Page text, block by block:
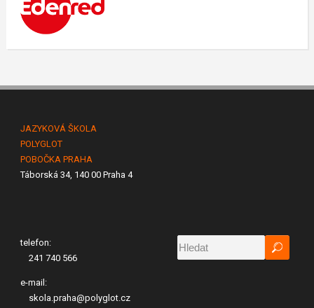
JAZYKOVÁ ŠKOLA
POLYGLOT
POBOČKA PRAHA
Táborská 34, 140 00 Praha 4
telefon:
241 740 566
e-mail:
skola.praha@polyglot.cz